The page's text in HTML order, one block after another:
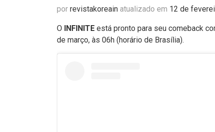
por revistakoreain atualizado em 12 de
O INFINITE está pronto para seu comeback
de março, às 06h (horário de Brasília).